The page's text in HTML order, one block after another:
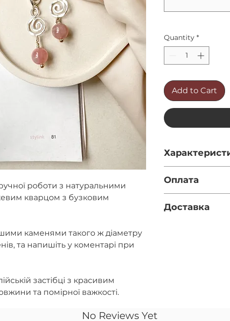
роботи з натуральними
кварцом з бузковим
каменями такого ж діаметру
та напишіть у коментарі при
застібці з красивим
та помірної важкості.
Quantity *
Add to Cart
Діаметр каміння -
Фурнітура -
Оплата
за
Доставка
No Reviews Yet